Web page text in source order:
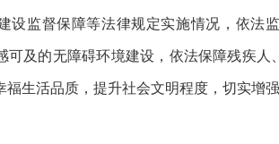
设监督保障等法律规定实施情况，依法
可及的无障碍环境建设，依法保障残疾
福生活品质，提升社会文明程度，切实增